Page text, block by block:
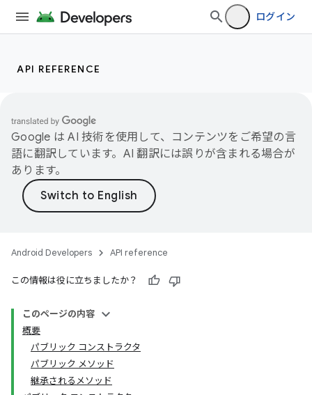
ログイン
API REFERENCE
Google は AI 技術を使用して、コンテンツをご希望の言
語に翻訳しています。AI 翻訳には誤りが含まれる場合が
あります。
Android Developers API reference
この情報は役に立ちましたか？
このページの内容
概要
パブリック コンストラクタ
パブリック メソッド
継承されるメソッド